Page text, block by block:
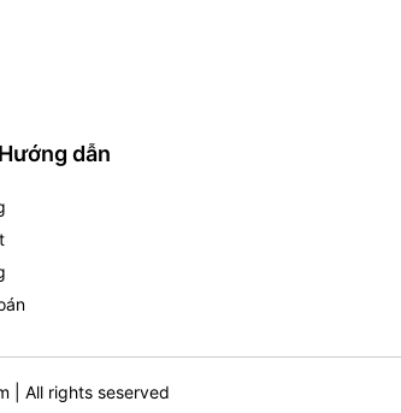
dẫn
| All rights seserved